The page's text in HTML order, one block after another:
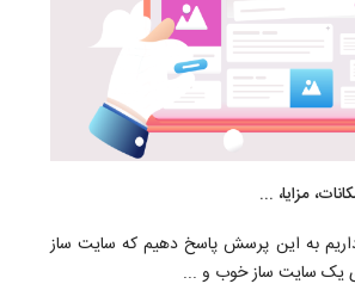
مزایا، ...
به این پرسش پاسخ دهیم که سایت ساز
یک سایت ساز خوب و ...